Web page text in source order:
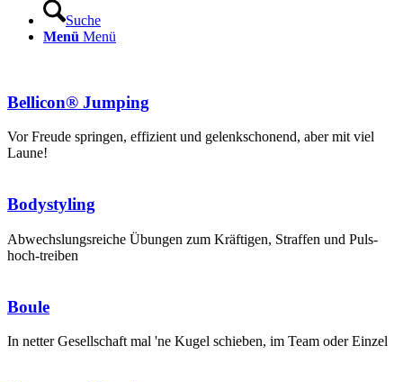
Suche
Menü Menü
Bellicon® Jumping
Vor Freude springen, effizient und gelenkschonend, aber mit viel
Laune!
Bodystyling
Abwechslungsreiche Übungen zum Kräftigen, Straffen und Puls-
hoch-treiben
Boule
In netter Gesellschaft mal 'ne Kugel schieben, im Team oder Einzel